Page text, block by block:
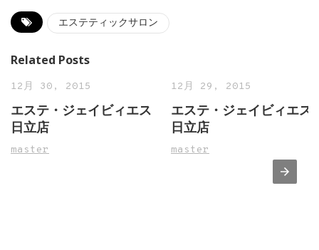
エステティックサロン
Related Posts
12月 30, 2015
エステ・ジェイビィエス
日立店
master
12月 29, 2015
エステ・ジェイビィエス
日立店
master